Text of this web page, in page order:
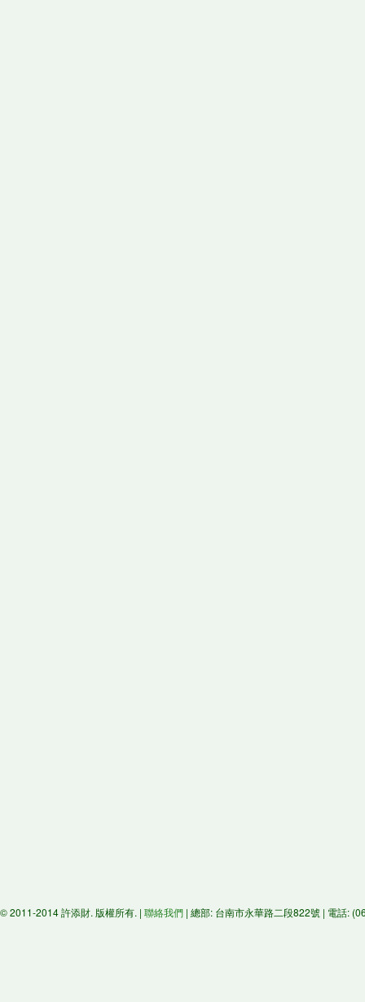
© 2011-2014 許添財. 版權所有. | 聯絡我們 | 總部: 台南市永華路二段822號 | 電話: